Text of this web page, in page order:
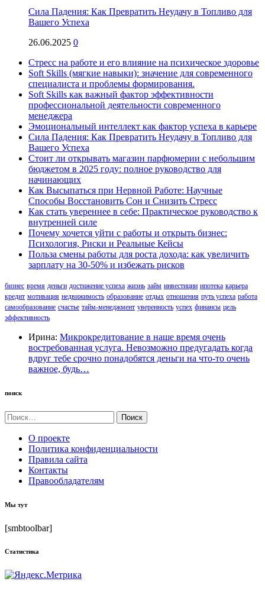
Сила Падения: Как Превратить Неудачу в Топливо для
Вашего Успеха
26.06.2025 0
Стресс на работе и его влияние на психическое здоровье
Soft Skills (мягкие навыки): значение для современного
специалиста и проблемы формирования.
Soft Skills как важный фактор эффективности
профессиональной деятельности современного
менеджера
Эмоциональный интеллект как фактор успеха в карьере
Сила Падения: Как Превратить Неудачу в Топливо для
Вашего Успеха
Стоит ли открывать магазин парфюмерии с небольшим
бюджетом в 2025 году: полное руководство для
начинающих
Как Высыпаться при Нервной Работе: Научные
Способы Восстановить Сон и Снизить Стресс
Как стать увереннее в себе: Практическое руководство к
внутренней силе
Почему хочется уйти с работы и открыть бизнес:
Психология, Риски и Реальные Кейсы
Польза смены работы для роста дохода: как увеличить
зарплату на 30-50% и избежать рисков
бизнес время деньги достижение успеха жизнь займ инвестиции ипотека карьера
кредит мотивация недвижимость образование отдых отношения путь успеха работа
самообразование счастье тайм-менеджмент уверенность успех финансы цель
эффективность
Ирина: Микрокредитование в наше время очень
востребованная услуга. Невозможно предугадать когда
вдруг тебе срочно понадобятся деньги на что-то очень
важное, будь…
поиск
Найти:
О проекте
Политика конфиденциальности
Правила сайта
Контакты
Правообладателям
Мы тут
[smbtoolbar]
Статистика